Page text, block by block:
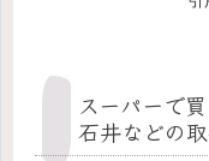
スーパーで
石井などの